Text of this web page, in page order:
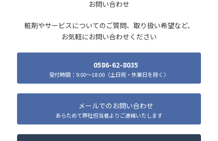
お問い合わせ
粧剤やサービスについてのご質問、取り扱い希望など、
お気軽にお問い合わせください
0586-62-8035
受付時間：9:00～18:00（土日祝・休業日を除く）
メールでのお問い合わせ
あらためて弊社担当者よりご連絡いたします